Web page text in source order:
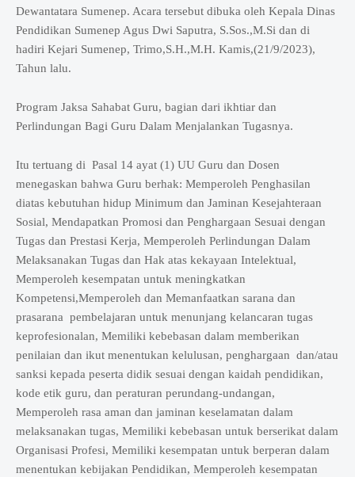
Dewantatara Sumenep. Acara tersebut dibuka oleh Kepala Dinas
Pendidikan Sumenep Agus Dwi Saputra, S.Sos.,M.Si dan di
hadiri Kejari Sumenep, Trimo,S.H.,M.H. Kamis,(21/9/2023),
Tahun lalu.
Program Jaksa Sahabat Guru, bagian dari ikhtiar dan
Perlindungan Bagi Guru Dalam Menjalankan Tugasnya.
Itu tertuang di Pasal 14 ayat (1) UU Guru dan Dosen
menegaskan bahwa Guru berhak: Memperoleh Penghasilan
diatas kebutuhan hidup Minimum dan Jaminan Kesejahteraan
Sosial, Mendapatkan Promosi dan Penghargaan Sesuai dengan
Tugas dan Prestasi Kerja, Memperoleh Perlindungan Dalam
Melaksanakan Tugas dan Hak atas kekayaan Intelektual,
Memperoleh kesempatan untuk meningkatkan
Kompetensi,Memperoleh dan Memanfaatkan sarana dan
prasarana pembelajaran untuk menunjang kelancaran tugas
keprofesionalan, Memiliki kebebasan dalam memberikan
penilaian dan ikut menentukan kelulusan, penghargaan dan/atau
sanksi kepada peserta didik sesuai dengan kaidah pendidikan,
kode etik guru, dan peraturan perundang-undangan,
Memperoleh rasa aman dan jaminan keselamatan dalam
melaksanakan tugas, Memiliki kebebasan untuk berserikat dalam
Organisasi Profesi, Memiliki kesempatan untuk berperan dalam
menentukan kebijakan Pendidikan, Memperoleh kesempatan